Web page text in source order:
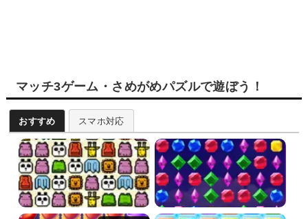
マッチ3ゲーム・さめがめパズルで遊ぼう！
おすすめ スマホ対応